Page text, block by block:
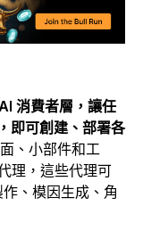
消費者層，讓任
即可創建、部署各
、小部件和工
理，這些代理可
、模因生成、角